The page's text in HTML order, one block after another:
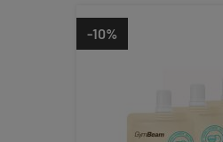
-10%